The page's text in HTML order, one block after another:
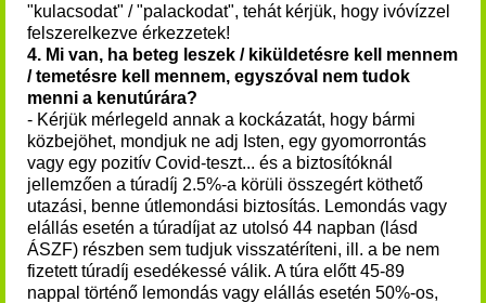
"kulacsodat" / "palackodat", tehát kérjük, hogy ivóvízzel
felszerelkezve érkezzetek!
4. Mi van, ha beteg leszek / kiküldetésre kell mennem
/ temetésre kell mennem, egyszóval nem tudok
menni a kenutúrára?
- Kérjük mérlegeld annak a kockázatát, hogy bármi
közbejöhet, mondjuk ne adj Isten, egy gyomorrontás
vagy egy pozitív Covid-teszt... és a biztosítóknál
jellemzően a túradíj 2.5%-a körüli összegért köthető
utazási, benne útlemondási biztosítás. Lemondás vagy
elállás esetén a túradíjat az utolsó 44 napban (lásd
ÁSZF) részben sem tudjuk visszatéríteni, ill. a be nem
fizetett túradíj esedékessé válik. A túra előtt 45-89
nappal történő lemondás vagy elállás esetén 50%-os,